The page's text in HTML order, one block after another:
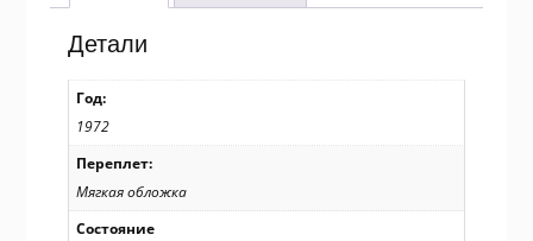
Детали
Год:
1972
Переплет:
Мягкая обложка
Состояние